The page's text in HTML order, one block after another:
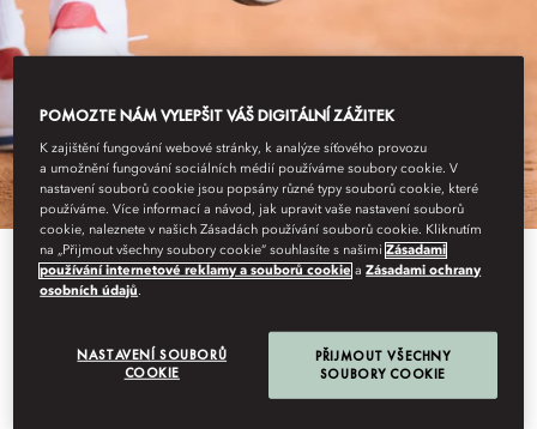
TENNIS TRAINING LIKE
POMOZTE NÁM VYLEPŠIT VÁŠ DIGITÁLNÍ ZÁŽITEK
K zajištění fungování webové stránky, k analýze síťového provozu
a umožnění fungování sociálních médií používáme soubory cookie. V
nastavení souborů cookie jsou popsány různé typy souborů cookie, které
používáme. Více informací a návod, jak upravit vaše nastavení souborů
cookie, naleznete v našich Zásadách používání souborů cookie. Kliknutím
na „Přijmout všechny soubory cookie“ souhlasíte s našimiZásadami
používání internetové reklamy a souborů cookie aZásadami ochrany
osobních údajů.
NASTAVENÍ SOUBORŮ
COOKIE
PŘIJMOUT VŠECHNY
SOUBORY COOKIE